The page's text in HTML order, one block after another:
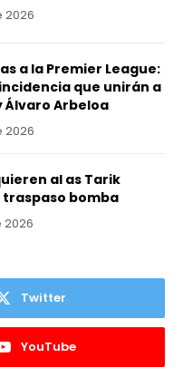
2026
a la Premier League:
que unirán a
Álvaro Arbeloa
2026
al as Tarik
traspaso bomba
Twitter
YouTube